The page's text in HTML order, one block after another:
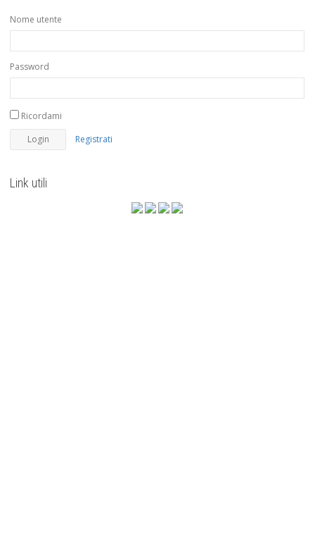
Nome utente
Password
Ricordami
Registrati
Link utili